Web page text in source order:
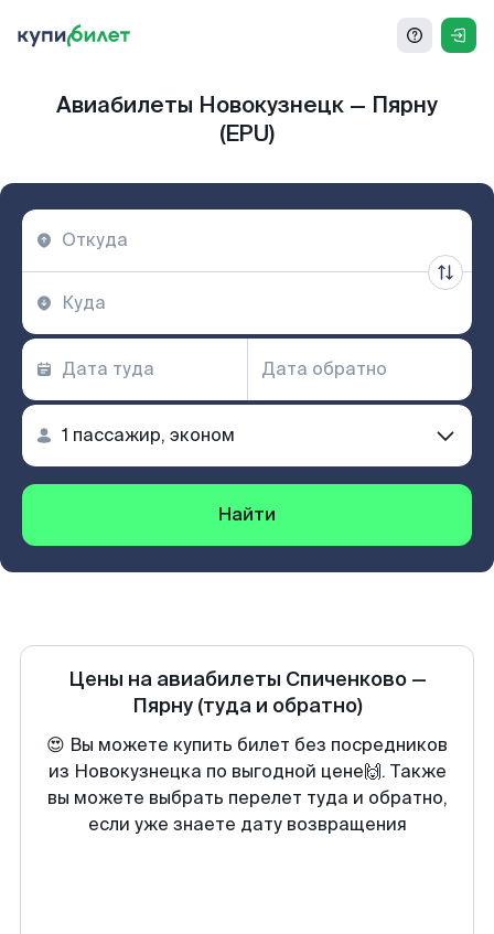
Авиабилеты Новокузнецк — Пярну
(EPU)
Найти
Цены на авиабилеты Спиченково—
Пярну (туда и обратно)
😍 Вы можете купить билет без посредников
из Новокузнецка по выгодной цене🙌. Также
вы можете выбрать перелет туда и обратно,
если уже знаете дату возвращения